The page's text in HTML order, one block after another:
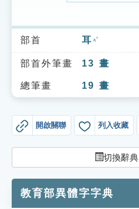
索引選單
知識索引
單字索引
貓頭鷹博士
部首 耳 ㄦˇ
部首外筆畫 13 畫
總筆畫 19 畫
開啟關聯 列入收藏
切換辭典
教育部異體字字典